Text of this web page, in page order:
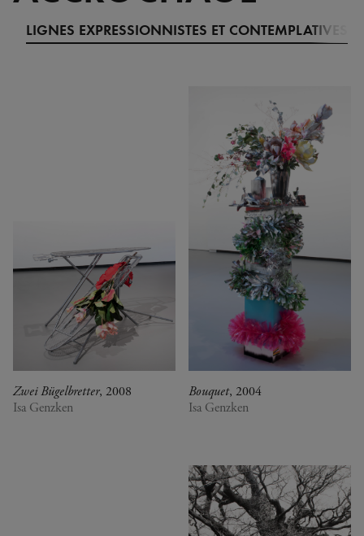
LIGNES EXPRESSIONNISTES ET CONTEMPLATIVES
Zwei Bügelbretter, 2008
Isa Genzken
Bouquet, 2004
Isa Genzken